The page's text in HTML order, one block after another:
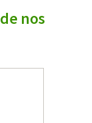
de nos